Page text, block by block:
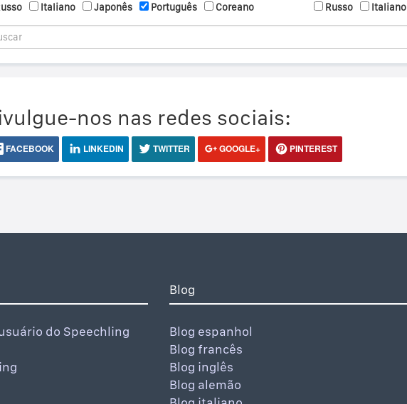
Italiano Japonês Português Coreano
Russo
Italiano
nos nas redes sociais:
FACEBOOK LINKEDIN TWITTER GOOGLE+ PINTEREST
do Speechling
Blog
Blog espanhol
Blog francês
Blog inglês
Blog alemão